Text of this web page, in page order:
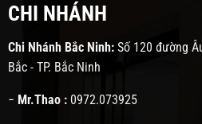
CHI NHÁNH
Chi Nhánh Bắc Ninh: Số 120 đường
Bắc - TP. Bắc Ninh
− Mr.Thao : 0972.073925